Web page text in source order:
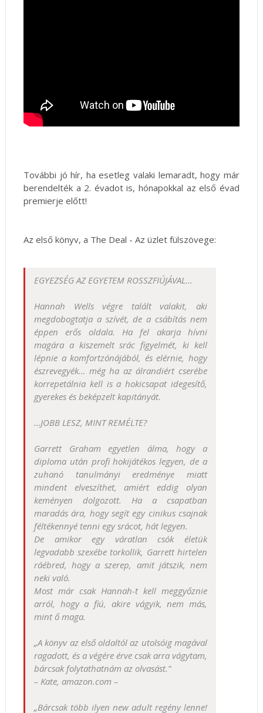
További jó hír, ha esetleg valaki lemaradt, hogy már
berendelték a 2. évadot is, hónapokkal az első évad
premierje előtt!
Az első könyv, a The Deal - Az üzlet fülszövege:
EGYEZSÉG AZ EGYETEM ROSSZFIÚJÁVAL...
Hannah Wells végre talált valakit, aki
megdobogtatja a szívét, de a csábítás nem
éppen erős oldala. Ha fel akarja hívni
magára a kiszemelt srác figyelmét, ki kell
lépnie a komfortzónájából, és elérnie, hogy
észrevegyék… még ha az álrandiért cserébe
korrepetálnia kell is a hokicsapat idegesítő,
gyerekes és beképzelt kapitányát.
…JOBB LESZ, MINT REMÉLTE?
Garrett Graham egyetlen álma, hogy a
diploma után profi hokijátékos legyen, de a
zuhanó tanulmányi eredménye miatt
mindent elveszíthet, amiért eddig olyan
keményen dolgozott. Ha a csapatban
maradás ára, hogy segít egy cinikus csajnak
féltékennyé tenni egy srácot, hát legyen.
De amikor egy váratlan csók életük
legvadabb szexébe torkollik, Garrett hirtelen
ráébred, hogy a szerep, amit játszik, nem
neki való.
Most már csak Hannah-t kell meggyőznie
arról, hogy a fiú, akire vágyik, nem más,
mint ő maga.
„A könyv az első oldaltól az utolsóig magával
ragadott, és a végére érve csak arra vágytam,
bárcsak folytathatnám az olvasást.”
– Kate, amazon.com –
„Bárcsak több ilyen new adult regény lenne!